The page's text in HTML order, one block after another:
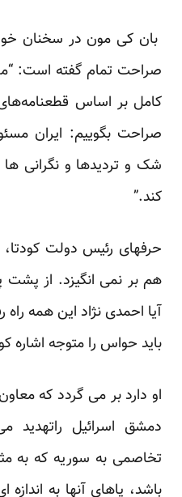
بان کی مون در سخنان
صراحت تمام گفته است:
کامل بر اساس
صراحت بگوییم: ایران
شک و تردیدها و نگرانی ها
کند.”
حرفهای رئیس دولت
هم بر نمی انگیزد. از
آیا احمدی نژاد این همه راه
باید حواس را متوجه اشاره
او دارد بر می گردد که
دمشق اسرائیل راتهدید
تخاصمی به سوریه که به
باشد، پاهای آنها به